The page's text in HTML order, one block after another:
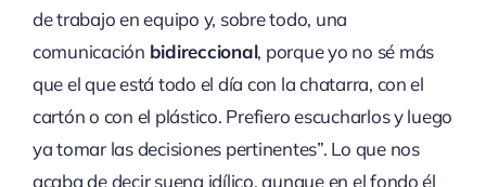
de trabajo en equipo y, sobre todo, una
comunicación bidireccional, porque yo no sé más
que el que está todo el día con la chatarra, con el
cartón o con el plástico. Prefiero escucharlos y luego
ya tomar las decisiones pertinentes”. Lo que nos
acaba de decir suena idílico, aunque en el fondo él